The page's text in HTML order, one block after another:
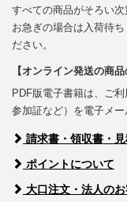
すべての商品がそろい次
お急ぎの場合は入荷待
ださい。
【オンライン発送の商品
PDF版電子書籍は、ご
参加証など）を電子メー
請求書・領収書・
ポイントについて
大口注文・法人の